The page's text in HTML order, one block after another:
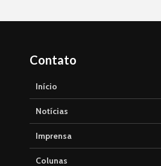
Contato
Início
Notícias
Imprensa
Colunas